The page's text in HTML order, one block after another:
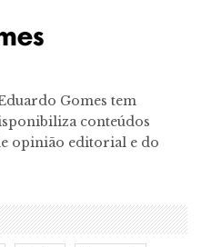
Gomes tem
conteúdos
opinião editorial e do